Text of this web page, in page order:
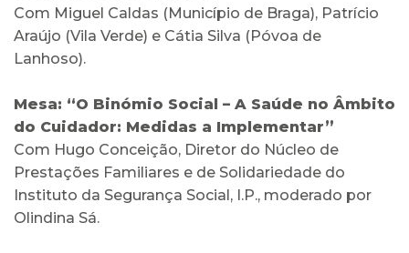
Com Miguel Caldas (Município de Braga), Patrício
Araújo (Vila Verde) e Cátia Silva (Póvoa de
Lanhoso).
Mesa: “O Binómio Social – A Saúde no Âmbito
do Cuidador: Medidas a Implementar”
Com Hugo Conceição, Diretor do Núcleo de
Prestações Familiares e de Solidariedade do
Instituto da Segurança Social, I.P., moderado por
Olindina Sá.